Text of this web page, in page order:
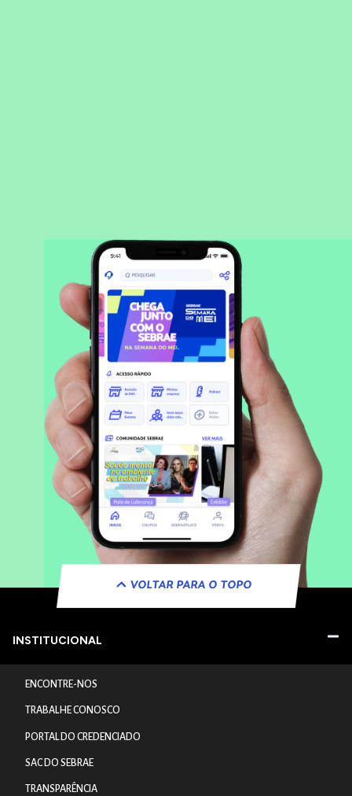
VOLTAR PARA O TOPO
INSTITUCIONAL
ENCONTRE-NOS
TRABALHE CONOSCO
PORTAL DO CREDENCIADO
SAC DO SEBRAE
TRANSPARÊNCIA